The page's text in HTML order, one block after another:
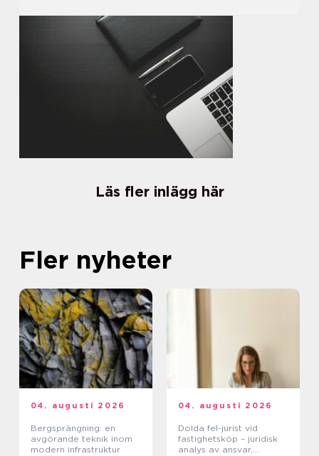
Läs fler inlägg här
Fler nyheter
04. augusti 2026
Bergsprängning: en
avgörande teknik inom
modern infrastruktur
04. augusti 2026
Dolda fel-jurist vid
fastighetsköp – juridisk
analys av ansvar,